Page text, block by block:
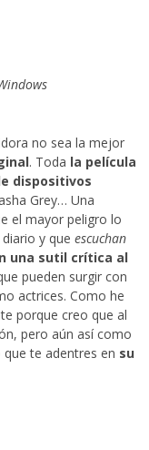
no sea la mejor
. Toda la película
dispositivos
Grey… Una
el mayor peligro lo
y que escuchan
una sutil crítica al
pueden surgir con
actrices. Como he
porque creo que al
pero aún así como
te adentres en su